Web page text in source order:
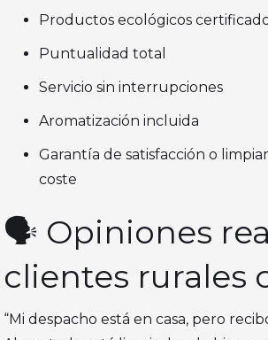
Productos ecológicos
Puntualidad total
Servicio sin interrupciones
Aromatización incluida
Garantía de satisfacción o
coste
🗣️ Opiniones
clientes rurales
“Mi despacho está en casa, pero